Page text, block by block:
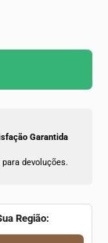
Garantida
devoluções.
Região: